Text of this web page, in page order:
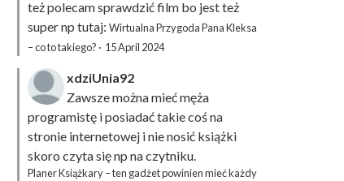
też polecam sprawdzić film bo jest też
super np tutaj: Wirtualna Przygoda Pana Kleksa
– co to takiego? · 15 April 2024
xdziUnia92
Zawsze można mieć męża
programistę i posiadać takie coś na
stronie internetowej i nie nosić książki
skoro czyta się np na czytniku.
Planer Książkary – ten gadżet powinien mieć każdy